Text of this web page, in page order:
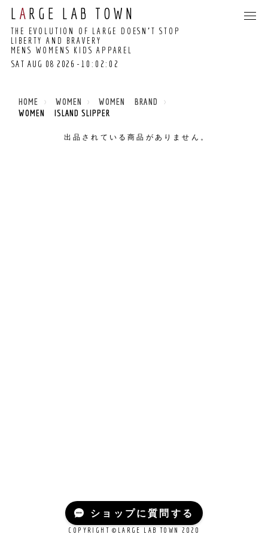
L A RGE LAB TOWN
THE EVOLUTION OF LARGE DOESN’T STOP
LIBERTY AND BRAVERY
MENS WOMENS KIDS APPAREL
SAT AUG 08 2026
UNIVERSAL TIME)
-10:02:02
HOME WOMEN
WOMEN BRAND
WOMEN ISLAND SLIPPER
出品されている商品がありません。
COPYRIGHT ©LARGE LAB TOWN 2020
ショップに質問する